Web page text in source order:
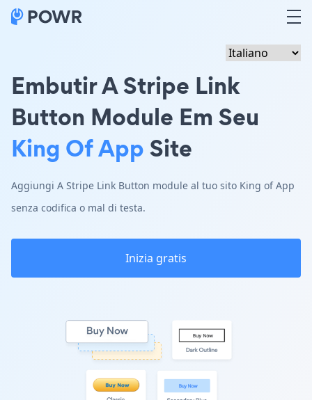
Embutir A Stripe Link
Button Module Em Seu
King Of AppSite
Aggiungi A Stripe Link Button module al tuo sito King of App
senza codifica o mal di testa.
Inizia gratis